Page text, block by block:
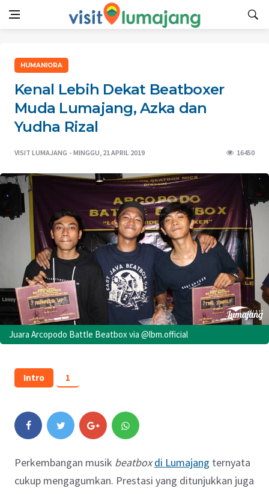
HUMANIORA
Kenal Lebih Dekat Beatboxer
Muda Lumajang, Azka dan
Yudha Rizal
VISIT LUMAJANG MINGGU, 21 APRIL 2019 16450
Juara Arcopodo Battle Beatbox via @lbm.official
Intro 1
Perkembangan musik beatbox di Lumajang ternyata
cukup mengagumkan. Prestasi yang ditunjukkan juga